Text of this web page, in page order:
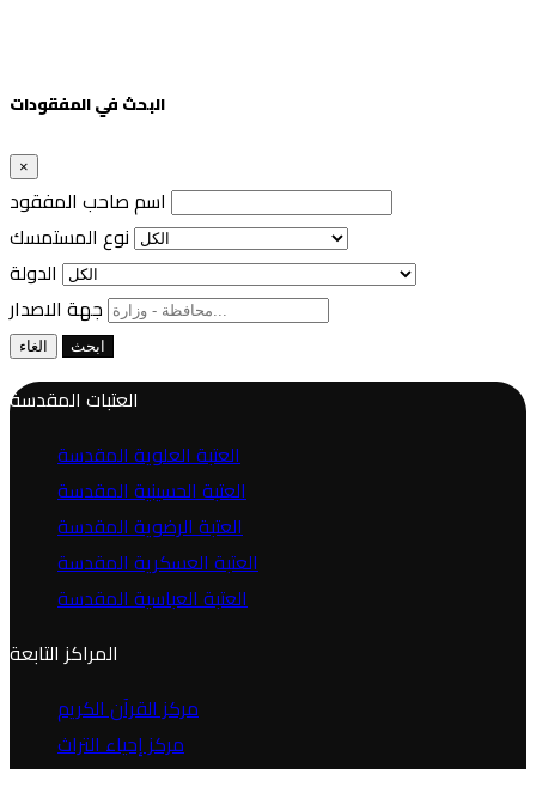
البحث في المفقودات
×
الغاء ابحث
العتبات المقدسة
العتبة العلوية المقدسة
العتبة الحسينية المقدسة
العتبة الرضوية المقدسة
العتبة العسكرية المقدسة
العتبة العباسية المقدسة
المراكز التابعة
مركز القرآن الكريم
مركز إحياء التراث
مركز جود الجوادين لللإغاثة